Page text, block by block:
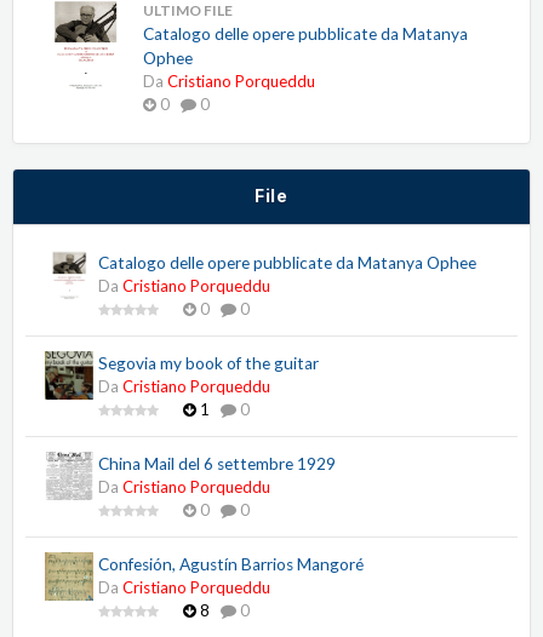
ULTIMO FILE
Catalogo delle opere pubblicate da Matanya
Ophee
Da Cristiano Porqueddu
0
0
File
Catalogo delle opere pubblicate da Matanya Ophee
Da Cristiano Porqueddu
0
0
Segovia my book of the guitar
Da Cristiano Porqueddu
1
0
China Mail del 6 settembre 1929
Da Cristiano Porqueddu
0
0
Confesión, Agustín Barrios Mangoré
Da Cristiano Porqueddu
8
0